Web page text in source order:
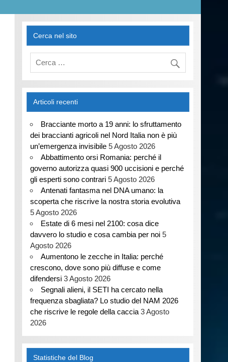
Cerca nel sito
Articoli recenti
Bracciante morto a 19 anni: lo sfruttamento
dei braccianti agricoli nel Nord Italia non è più
un’emergenza invisibile 5 Agosto 2026
Abbattimento orsi Romania: perché il
governo autorizza quasi 900 uccisioni e perché
gli esperti sono contrari 5 Agosto 2026
Antenati fantasma nel DNA umano: la
scoperta che riscrive la nostra storia evolutiva
5 Agosto 2026
Estate di 6 mesi nel 2100: cosa dice
davvero lo studio e cosa cambia per noi 5
Agosto 2026
Aumentono le zecche in Italia: perché
crescono, dove sono più diffuse e come
difendersi 3 Agosto 2026
Segnali alieni, il SETI ha cercato nella
frequenza sbagliata? Lo studio del NAM 2026
che riscrive le regole della caccia 3 Agosto
2026
Statistiche del Blog